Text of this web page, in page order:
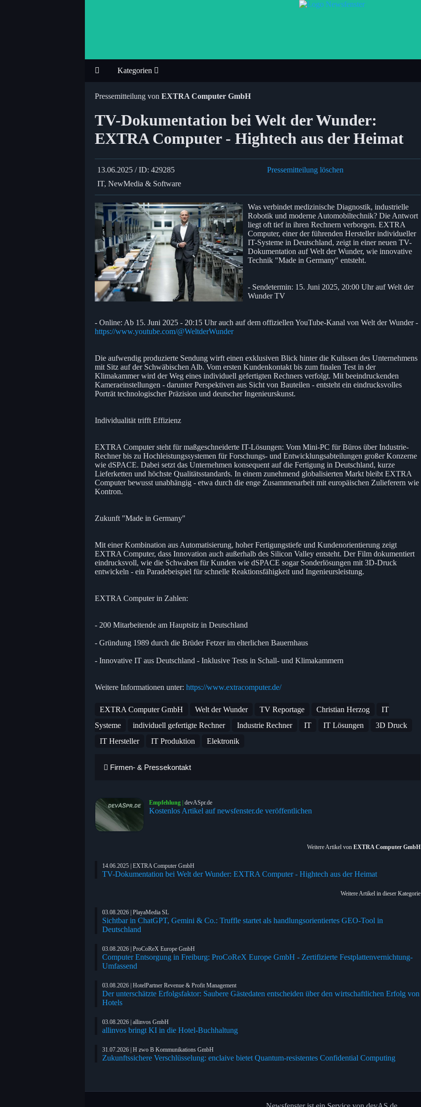
Kategorien
Pressemitteilung von EXTRA Computer GmbH
TV-Dokumentation bei Welt der Wunder:
EXTRA Computer - Hightech aus der Heimat
13.06.2025 / ID: 429285
Pressemitteilung löschen
IT, NewMedia & Software
Was verbindet medizinische Diagnostik, industrielle
Robotik und moderne Automobiltechnik? Die Antwort
liegt oft tief in ihren Rechnern verborgen. EXTRA
Computer, einer der führenden Hersteller individueller
IT-Systeme in Deutschland, zeigt in einer neuen TV-
Dokumentation auf Welt der Wunder, wie innovative
Technik "Made in Germany" entsteht.
- Sendetermin: 15. Juni 2025, 20:00 Uhr auf Welt der
Wunder TV
- Online: Ab 15. Juni 2025 - 20:15 Uhr auch auf dem offiziellen YouTube-Kanal von Welt der Wunder -
https://www.youtube.com/@WeltderWunder
Die aufwendig produzierte Sendung wirft einen exklusiven Blick hinter die Kulissen des Unternehmens
mit Sitz auf der Schwäbischen Alb. Vom ersten Kundenkontakt bis zum finalen Test in der
Klimakammer wird der Weg eines individuell gefertigten Rechners verfolgt. Mit beeindruckenden
Kameraeinstellungen - darunter Perspektiven aus Sicht von Bauteilen - entsteht ein eindrucksvolles
Porträt technologischer Präzision und deutscher Ingenieurskunst.
Individualität trifft Effizienz
EXTRA Computer steht für maßgeschneiderte IT-Lösungen: Vom Mini-PC für Büros über Industrie-
Rechner bis zu Hochleistungssystemen für Forschungs- und Entwicklungsabteilungen großer Konzerne
wie dSPACE. Dabei setzt das Unternehmen konsequent auf die Fertigung in Deutschland, kurze
Lieferketten und höchste Qualitätsstandards. In einem zunehmend globalisierten Markt bleibt EXTRA
Computer bewusst unabhängig - etwa durch die enge Zusammenarbeit mit europäischen Zulieferern wie
Kontron.
Zukunft "Made in Germany"
Mit einer Kombination aus Automatisierung, hoher Fertigungstiefe und Kundenorientierung zeigt
EXTRA Computer, dass Innovation auch außerhalb des Silicon Valley entsteht. Der Film dokumentiert
eindrucksvoll, wie die Schwaben für Kunden wie dSPACE sogar Sonderlösungen mit 3D-Druck
entwickeln - ein Paradebeispiel für schnelle Reaktionsfähigkeit und Ingenieursleistung.
EXTRA Computer in Zahlen:
- 200 Mitarbeitende am Hauptsitz in Deutschland
- Gründung 1989 durch die Brüder Fetzer im elterlichen Bauernhaus
- Innovative IT aus Deutschland - Inklusive Tests in Schall- und Klimakammern
Weitere Informationen unter: https://www.extracomputer.de/
EXTRA Computer GmbH Welt der Wunder TV Reportage Christian Herzog
IT
Systeme
individuell gefertigte Rechner Industrie Rechner IT IT Lösungen
3D Druck
IT Hersteller
IT Produktion Elektronik
Firmen- & Pressekontakt
Empfehlung | devASpr.de
Kostenlos Artikel auf newsfenster.de veröffentlichen
Weitere Artikel von EXTRA Computer GmbH
14.06.2025 | EXTRA Computer GmbH
TV-Dokumentation bei Welt der Wunder: EXTRA Computer - Hightech aus der Heimat
Weitere Artikel in dieser Kategorie
03.08.2026 | PlayaMedia SL
Sichtbar in ChatGPT, Gemini & Co.: Truffle startet als handlungsorientiertes GEO-Tool in
Deutschland
03.08.2026 | ProCoReX Europe GmbH
Computer Entsorgung in Freiburg: ProCoReX Europe GmbH - Zertifizierte Festplattenvernichtung-
Umfassend
03.08.2026 | HotelPartner Revenue & Profit Management
Der unterschätzte Erfolgsfaktor: Saubere Gästedaten entscheiden über den wirtschaftlichen Erfolg von
Hotels
03.08.2026 | allinvos GmbH
allinvos bringt KI in die Hotel-Buchhaltung
31.07.2026 | H zwo B Kommunikations GmbH
Zukunftssichere Verschlüsselung: enclaive bietet Quantum-resistentes Confidential Computing